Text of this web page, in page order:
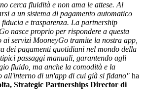
cerca fluidità e non ama le attese. Al
a un sistema di pagamento automatico
e trasparenza. La partnership
nasce proprio per rispondere a questa
ai servizi MooneyGo tramite la nostra app,
dei pagamenti quotidiani nel mondo della
passaggi manuali, garantendo agli
fluido, ma anche la comodità e la
all'interno di un'app di cui già si fidano" ha
Strategic Partnerships Director di